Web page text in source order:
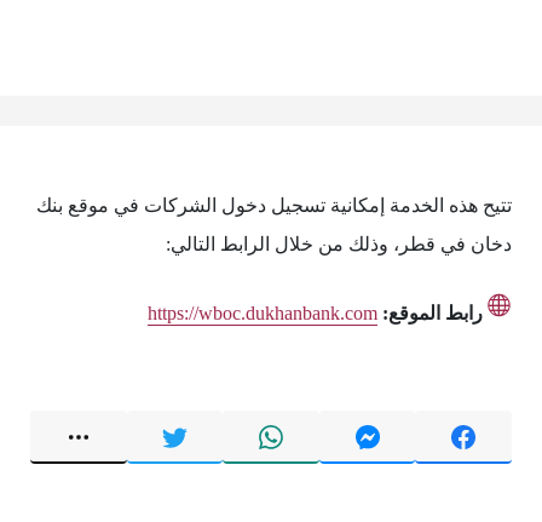
تتيح هذه الخدمة إمكانية تسجيل دخول الشركات في موقع بنك
دخان في قطر، وذلك من خلال الرابط التالي:
رابط الموقع: https://wboc.dukhanbank.com